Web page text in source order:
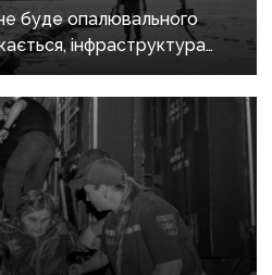
буде опалювального
інфраструктура